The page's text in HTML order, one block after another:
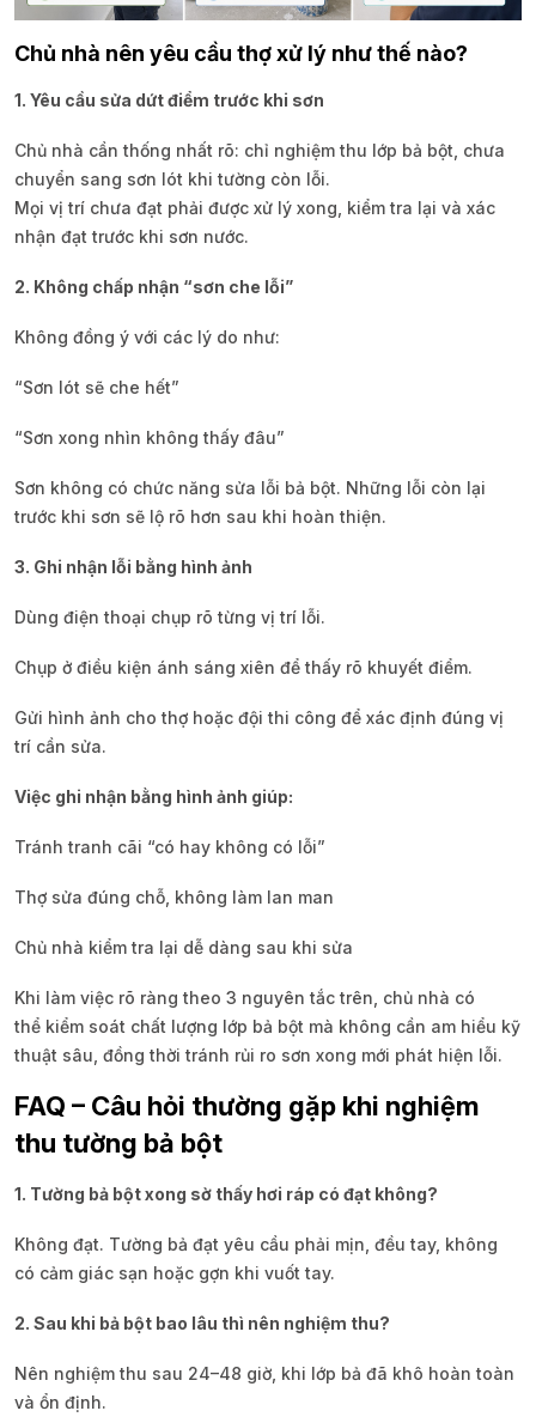
Chủ nhà nên yêu cầu thợ xử lý như thế nào?
1. Yêu cầu sửa dứt điểm trước khi sơn
Chủ nhà cần thống nhất rõ: chỉ nghiệm thu lớp bả bột, chưa
chuyển sang sơn lót khi tường còn lỗi.
Mọi vị trí chưa đạt phải được xử lý xong, kiểm tra lại và xác
nhận đạt trước khi sơn nước.
2. Không chấp nhận “sơn che lỗi”
Không đồng ý với các lý do như:
“Sơn lót sẽ che hết”
“Sơn xong nhìn không thấy đâu”
Sơn không có chức năng sửa lỗi bả bột. Những lỗi còn lại
trước khi sơn sẽ lộ rõ hơn sau khi hoàn thiện.
3. Ghi nhận lỗi bằng hình ảnh
Dùng điện thoại chụp rõ từng vị trí lỗi.
Chụp ở điều kiện ánh sáng xiên để thấy rõ khuyết điểm.
Gửi hình ảnh cho thợ hoặc đội thi công để xác định đúng vị
trí cần sửa.
Việc ghi nhận bằng hình ảnh giúp:
Tránh tranh cãi “có hay không có lỗi”
Thợ sửa đúng chỗ, không làm lan man
Chủ nhà kiểm tra lại dễ dàng sau khi sửa
Khi làm việc rõ ràng theo 3 nguyên tắc trên, chủ nhà có
thể kiểm soát chất lượng lớp bả bột mà không cần am hiểu kỹ
thuật sâu, đồng thời tránh rủi ro sơn xong mới phát hiện lỗi.
FAQ – Câu hỏi thường gặp khi nghiệm
thu tường bả bột
1. Tường bả bột xong sờ thấy hơi ráp có đạt không?
Không đạt. Tường bả đạt yêu cầu phải mịn, đều tay, không
có cảm giác sạn hoặc gợn khi vuốt tay.
2. Sau khi bả bột bao lâu thì nên nghiệm thu?
Nên nghiệm thu sau 24–48 giờ, khi lớp bả đã khô hoàn toàn
và ổn định.